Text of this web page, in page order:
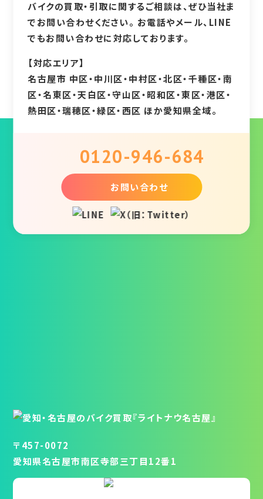
バイクの買取・引取に関するご相談は、ぜひ当社ま
でお問い合わせください。 お電話やメール、LINE
でもお問い合わせに対応しております。
【対応エリア】
名古屋市 中区・中川区・中村区・北区・千種区・南
区・名東区・天白区・守山区・昭和区・東区・港区・
熱田区・瑞穂区・緑区・西区 ほか愛知県全域。
0120-946-684
お問い合わせ
〒457-0072
愛知県名古屋市南区寺部三丁目12番1